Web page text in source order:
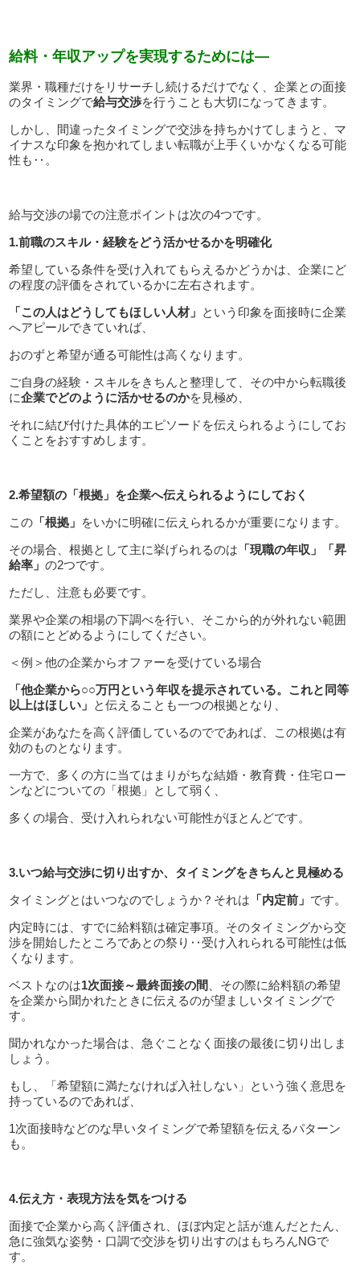
給料・年収アップを実現するためには―
業界・職種だけをリサーチし続けるだけでなく、企業との面接
のタイミングで給与交渉を行うことも大切になってきます。
しかし、間違ったタイミングで交渉を持ちかけてしまうと、マ
イナスな印象を抱かれてしまい転職が上手くいかなくなる可能
性も‥。
給与交渉の場での注意ポイントは次の4つです。
1.前職のスキル・経験をどう活かせるかを明確化
希望している条件を受け入れてもらえるかどうかは、企業にど
の程度の評価をされているかに左右されます。
「この人はどうしてもほしい人材」 という印象を面接時に企業
へアピールできていれば、
おのずと希望が通る可能性は高くなります。
ご自身の経験・スキルをきちんと整理して、その中から転職後
に企業でどのように活かせるのかを見極め、
それに結び付けた具体的エピソードを伝えられるようにしてお
くことをおすすめします。
2.希望額の「根拠」を企業へ伝えられるようにしておく
この 「根拠」 をいかに明確に伝えられるかが重要になります。
その場合、根拠として主に挙げられるのは 「現職の年収」
「昇
給率」の2つです。
ただし、注意も必要です。
業界や企業の相場の下調べを行い、そこから的が外れない範囲
の額にとどめるようにしてください。
＜例＞他の企業からオファーを受けている場合
「他企業から○○万円という年収を提示されている。これと同等
以上はほしい」 と伝えることも一つの根拠となり、
企業があなたを高く評価しているのでであれば、この根拠は有
効のものとなります。
一方で、多くの方に当てはまりがちな結婚・教育費・住宅ロー
ンなどについての「根拠」として弱く、
多くの場合、受け入れられない可能性がほとんどです。
3.いつ給与交渉に切り出すか、タイミングをきちんと見極める
タイミングとはいつなのでしょうか？それは 「内定前」 です。
内定時には、すでに給料額は確定事項。そのタイミングから交
渉を開始したところであとの祭り‥受け入れられる可能性は低
くなります。
ベストなのは1次面接～最終面接の間
、その際に給料額の希望
を企業から聞かれたときに伝えるのが望ましいタイミングで
す。
聞かれなかった場合は、急ぐことなく面接の最後に切り出しま
しょう。
もし、「希望額に満たなければ入社しない」という強く意思を
持っているのであれば、
1次面接時などのな早いタイミングで希望額を伝えるパターン
も。
4.伝え方・表現方法を気をつける
面接で企業から高く評価され、ほぼ内定と話が進んだとたん、
急に強気な姿勢・口調で交渉を切り出すのはもちろんNGで
す。